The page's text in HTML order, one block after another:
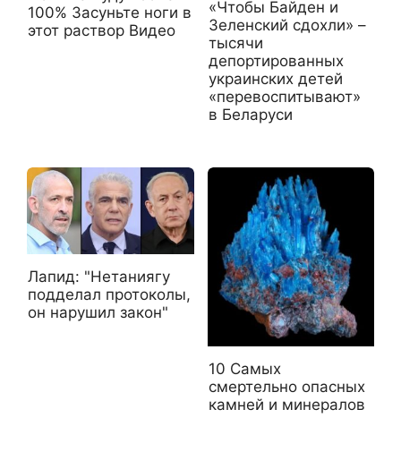
100% Засуньте ноги в
этот раствор Видео
«Чтобы Байден и
Зеленский сдохли» –
тысячи
депортированных
украинских детей
«перевоспитывают»
в Беларуси
Лапид: "Нетаниягу
подделал протоколы,
он нарушил закон"
10 Самых
смертельно опасных
камней и минералов